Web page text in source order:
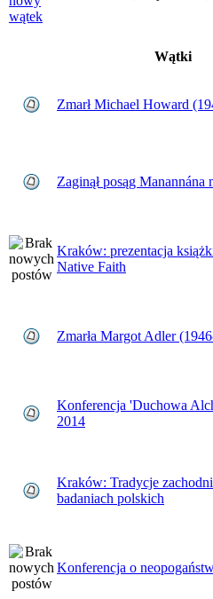
Wątki
Zmarł Michael Howard
Zaginął posąg Manannána
Kraków: prezentacja
Native Faith
Zmarła Margot Adler
Konferencja 'Duchowa
2014
Kraków: Tradycje
badaniach polskich
Konferencja o